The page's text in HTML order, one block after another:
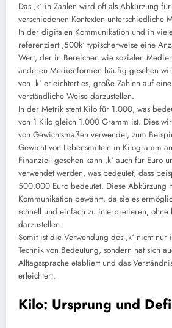
Das ‚k‘ in Zahlen wird oft als Abkürzung
verschiedenen Kontexten unterschiedliche
In der digitalen Kommunikation und in
referenziert ‚500k‘ typischerweise eine
Wert, der in Bereichen wie sozialen
anderen Medienformen häufig gesehen
von ‚k‘ erleichtert es, große Zahlen auf
verständliche Weise darzustellen.
In der Metrik steht Kilo für 1.000, was
von 1 Kilo gleich 1.000 Gramm ist. Dies
von Gewichtsmaßen verwendet, zum
Gewicht von Lebensmitteln in Kilogramm
Finanziell gesehen kann ‚k‘ auch für Euro
verwendet werden, was bedeutet, dass
500.000 Euro bedeutet. Diese Abkürzung
Kommunikation bewährt, da sie es
schnell und einfach zu interpretieren, ohne
darzustellen.
Somit ist die Verwendung des ‚k‘ nicht nur
Technik von Bedeutung, sondern hat sich
Alltagssprache etabliert und das
erleichtert.
Kilo: Ursprung und